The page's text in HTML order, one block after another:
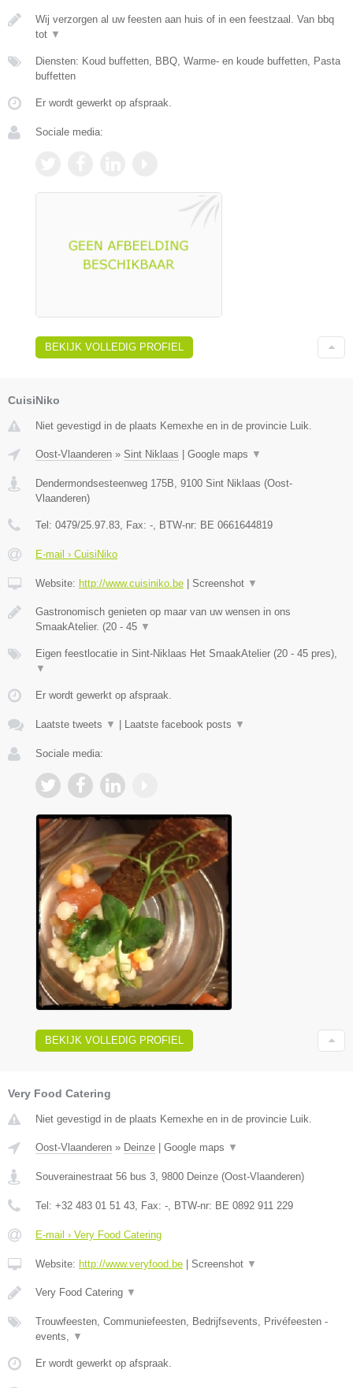
Wij verzorgen al uw feesten aan huis of in een feestzaal. Van bbq
tot ▼
Diensten: Koud buffetten, BBQ, Warme- en koude buffetten, Pasta
buffetten
Er wordt gewerkt op afspraak.
Sociale media:
BEKIJK VOLLEDIG PROFIEL
CuisiNiko
Niet gevestigd in de plaats Kemexhe en in de provincie Luik.
Oost-Vlaanderen » Sint Niklaas | Google maps ▼
Dendermondsesteenweg 175B 9100 Sint Niklaas (Oost-
Vlaanderen)
Tel: 0479/25.97.83 , Fax: - , BTW-nr: BE 0661644819
E-mail › CuisiNiko
Website: http://www.cuisiniko.be | Screenshot ▼
Gastronomisch genieten op maar van uw wensen in ons
SmaakAtelier. (20 - 45 ▼
Eigen feestlocatie in Sint-Niklaas Het SmaakAtelier (20 - 45 pres),
▼
Er wordt gewerkt op afspraak.
Laatste tweets ▼ | Laatste facebook posts ▼
Sociale media:
BEKIJK VOLLEDIG PROFIEL
Very Food Catering
Niet gevestigd in de plaats Kemexhe en in de provincie Luik.
Oost-Vlaanderen » Deinze | Google maps ▼
Souverainestraat 56 bus 3 9800 Deinze (Oost-Vlaanderen)
Tel: +32 483 01 51 43 , Fax: - , BTW-nr: BE 0892 911 229
E-mail › Very Food Catering
Website: http://www.veryfood.be | Screenshot ▼
Very Food Catering ▼
Trouwfeesten, Communiefeesten, Bedrijfsevents, Privéfeesten -
events,
▼
Er wordt gewerkt op afspraak.